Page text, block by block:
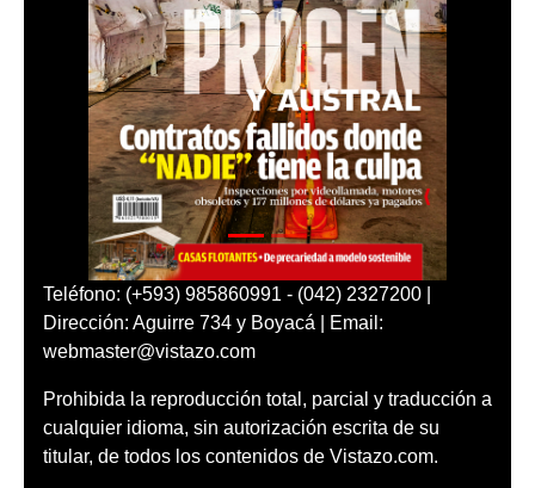
Teléfono: (+593) 985860991 - (042) 2327200 |
Dirección: Aguirre 734 y Boyacá | Email:
webmaster@vistazo.com
Prohibida la reproducción total, parcial y traducción a
cualquier idioma, sin autorización escrita de su
titular, de todos los contenidos de Vistazo.com.